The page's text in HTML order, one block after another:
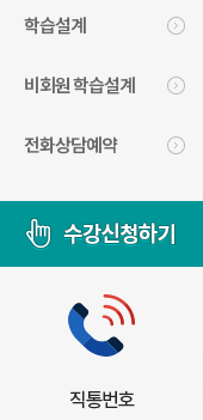
학습설계
비회원 학습설계
전화상담예약